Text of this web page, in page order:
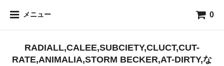
メニュー 0
RADIALL,CALEE,SUBCIETY,CLUCT,CUT-
RATE,ANIMALIA,STORM BECKER,AT-DIRTY,な